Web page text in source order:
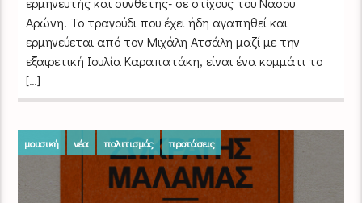
Αρώνη. Το τραγούδι που έχει ήδη αγαπηθεί και
ερμηνεύεται από τον Μιχάλη Ατσάλη μαζί με την
εξαιρετική Ιουλία Καραπατάκη, είναι ένα κομμάτι το
[…]
μουσική νέα πολιτισμός προτάσεις